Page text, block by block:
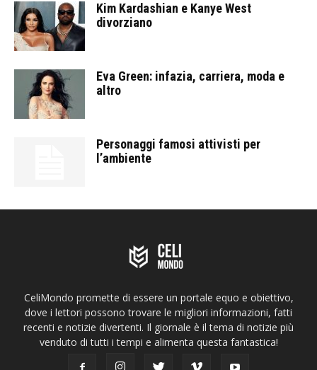
Kim Kardashian e Kanye West
divorziano
Eva Green: infazia, carriera, moda e
altro
Personaggi famosi attivisti per
l’ambiente
CeliMondo promette di essere un portale equo e obiettivo,
dove i lettori possono trovare le migliori informazioni, fatti
recenti e notizie divertenti. Il giornale è il tema di notizie più
venduto di tutti i tempi e alimenta questa fantastica!